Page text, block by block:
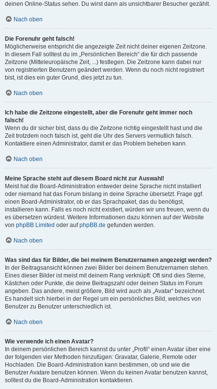
deinen Online-Status sehen. Du wirst dann als unsichtbarer Besucher gezählt.
Nach oben
Die Forenuhr geht falsch!
Möglicherweise entspricht die angezeigte Zeit nicht deiner eigenen Zeitzone.
In diesem Fall solltest du im „Persönlichen Bereich“ die für dich passende
Zeitzone (Mitteleuropäische Zeit, ...) festlegen. Die Zeitzone kann dabei nur
von registrierten Benutzern geändert werden. Wenn du noch nicht registriert
bist, ist dies ein guter Grund, dies jetzt zu tun.
Nach oben
Ich habe die Zeitzone eingestellt, aber die Forenuhr geht immer noch
falsch!
Wenn du dir sicher bist, dass du die Zeitzone richtig eingestellt hast und die
Zeit trotzdem noch falsch ist, geht die Uhr des Servers vermutlich falsch.
Kontaktiere einen Administrator, damit er das Problem beheben kann.
Nach oben
Meine Sprache steht auf diesem Board nicht zur Auswahl!
Meist hat die Board-Administration entweder deine Sprache nicht installiert
oder niemand hat das Forum bislang in deine Sprache übersetzt. Frage ggf.
einen Board-Administrator, ob er das Sprachpaket, das du benötigst,
installieren kann. Falls es noch nicht existiert, würden wir uns freuen, wenn du
es übersetzen würdest. Weitere Informationen dazu können auf der Website
von phpBB Limited oder aufphpBB.de gefunden werden.
Nach oben
Was sind das für Bilder, die bei meinem Benutzernamen angezeigt werden?
In der Beitragsansicht können zwei Bilder bei deinem Benutzernamen stehen.
Eines dieser Bilder ist meist mit deinem Rang verknüpft: Oft sind dies Sterne,
Kästchen oder Punkte, die deine Beitragszahl oder deinen Status im Forum
angeben. Das andere, meist größere, Bild wird auch als „Avatar“ bezeichnet.
Es handelt sich hierbei in der Regel um ein persönliches Bild, welches von
Benutzer zu Benutzer unterschiedlich ist.
Nach oben
Wie verwende ich einen Avatar?
In deinem persönlichen Bereich kannst du unter „Profil“ einen Avatar über eine
der folgenden vier Methoden hinzufügen: Gravatar, Galerie, Remote oder
Hochladen. Die Board-Administration kann bestimmen, ob und wie die
Benutzer Avatare benutzen können. Wenn du keinen Avatar benutzen kannst,
solltest du die Board-Administration kontaktieren.